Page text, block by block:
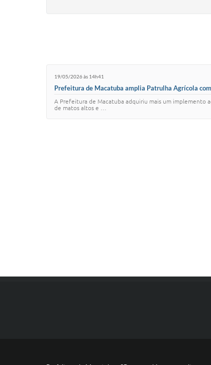
19/05/2026 às 14h41
Prefeitura de Macatuba amplia Patrulha Agrícola
A Prefeitura de Macatuba adquiriu mais um implemento
de matos altos e …